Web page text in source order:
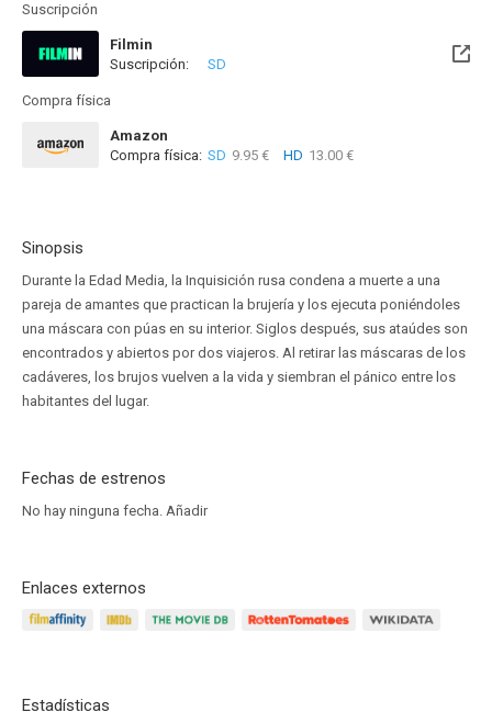
Suscripción
Filmin
Disponible hasta el Mié, 31 Dic 2031 (Quedan 5 años)
Suscripción: SD
Compra física
Amazon
Compra física: SD 9.95 € HD 13.00 €
Sinopsis
Durante la Edad Media, la Inquisición rusa condena a muerte a una
pareja de amantes que practican la brujería y los ejecuta poniéndoles
una máscara con púas en su interior. Siglos después, sus ataúdes son
encontrados y abiertos por dos viajeros. Al retirar las máscaras de los
cadáveres, los brujos vuelven a la vida y siembran el pánico entre los
habitantes del lugar.
Fechas de estrenos
No hay ninguna fecha. Añadir
Enlaces externos
Estadísticas